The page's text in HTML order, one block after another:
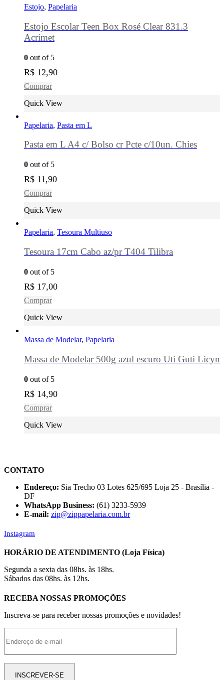
Estojo, Papelaria
Estojo Escolar Teen Box Rosé Clear 831.3
Acrimet
0 out of 5
R$ 12,90
Comprar
Quick View
Papelaria, Pasta em L
Pasta em L A4 c/ Bolso cr Pcte c/10un. Chies
0 out of 5
R$ 11,90
Comprar
Quick View
Papelaria, Tesoura Multiuso
Tesoura 17cm Cabo az/pr T404 Tilibra
0 out of 5
R$ 17,00
Comprar
Quick View
Massa de Modelar, Papelaria
Massa de Modelar 500g azul escuro Uti Guti Licyn
0 out of 5
R$ 14,90
Comprar
Quick View
CONTATO
Endereço: Sia Trecho 03 Lotes 625/695 Loja 25 - Brasília -
DF
WhatsApp Business: (61) 3233-5939
E-mail: zip@zippapelaria.com.br
Instagram
HORÁRIO DE ATENDIMENTO (Loja Física)
Segunda a sexta das 08hs. às 18hs.
Sábados das 08hs. às 12hs.
RECEBA NOSSAS PROMOÇÕES
Inscreva-se para receber nossas promoções e novidades!